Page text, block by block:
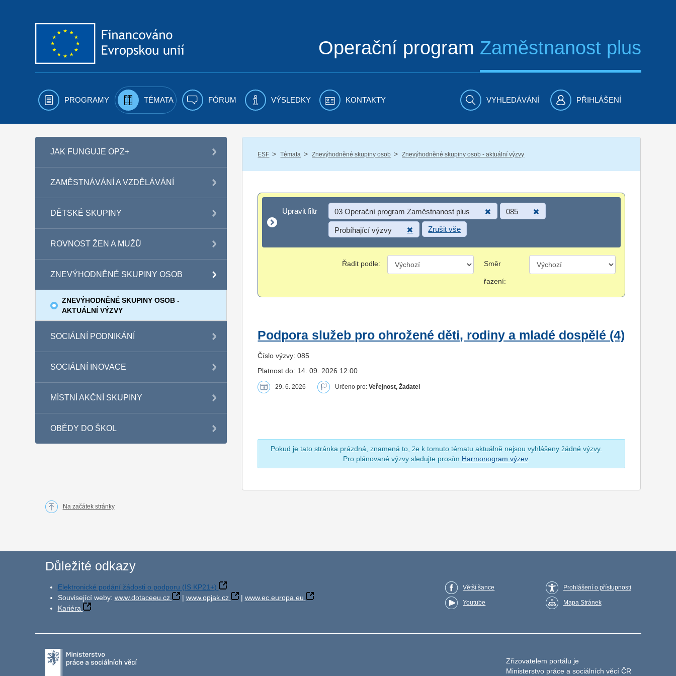
Operační program Zaměstnanost plus
PROGRAMY TÉMATA FÓRUM VÝSLEDKY KONTAKTY VYHLEDÁVÁNÍ PŘIHLÁŠENÍ
JAK FUNGUJE OPZ+
ZAMĚSTNÁVÁNÍ A VZDĚLÁVÁNÍ
DĚTSKÉ SKUPINY
ROVNOST ŽEN A MUŽŮ
ZNEVÝHODNĚNÉ SKUPINY OSOB
ZNEVÝHODNĚNÉ SKUPINY OSOB -
AKTUÁLNÍ VÝZVY
SOCIÁLNÍ PODNIKÁNÍ
SOCIÁLNÍ INOVACE
MÍSTNÍ AKČNÍ SKUPINY
OBĚDY DO ŠKOL
ESF / Témata / Znevýhodněné skupiny osob / Znevýhodněné skupiny osob - aktuální výzvy
Upravit filtr
Upravit filtr 03 Operační program Zaměstnanost plus 085
Probíhající výzvy Zrušit vše
Řadit podle: Směr
řazení:
Podpora služeb pro ohrožené děti, rodiny a mladé dospělé (4)
Číslo výzvy: 085
Platnost do: 14. 09. 2026 12:00
29. 6. 2026 Určeno pro:Veřejnost, Žadatel
Pokud je tato stránka prázdná, znamená to, že k tomuto tématu aktuálně nejsou vyhlášeny žádné výzvy.
Pro plánované výzvy sledujte prosím Harmonogram výzev.
Na začátek stránky
Důležité odkazy
Elektronické podání žádosti o podporu (IS KP21+)
Související weby: www.dotaceeu.cz | www.opjak.cz | www.ec.europa.eu
Kariéra
Větší šance
Youtube
Prohlášení o přístupnosti
Mapa Stránek
Zřizovatelem portálu je
Ministerstvo práce a sociálních věcí ČR